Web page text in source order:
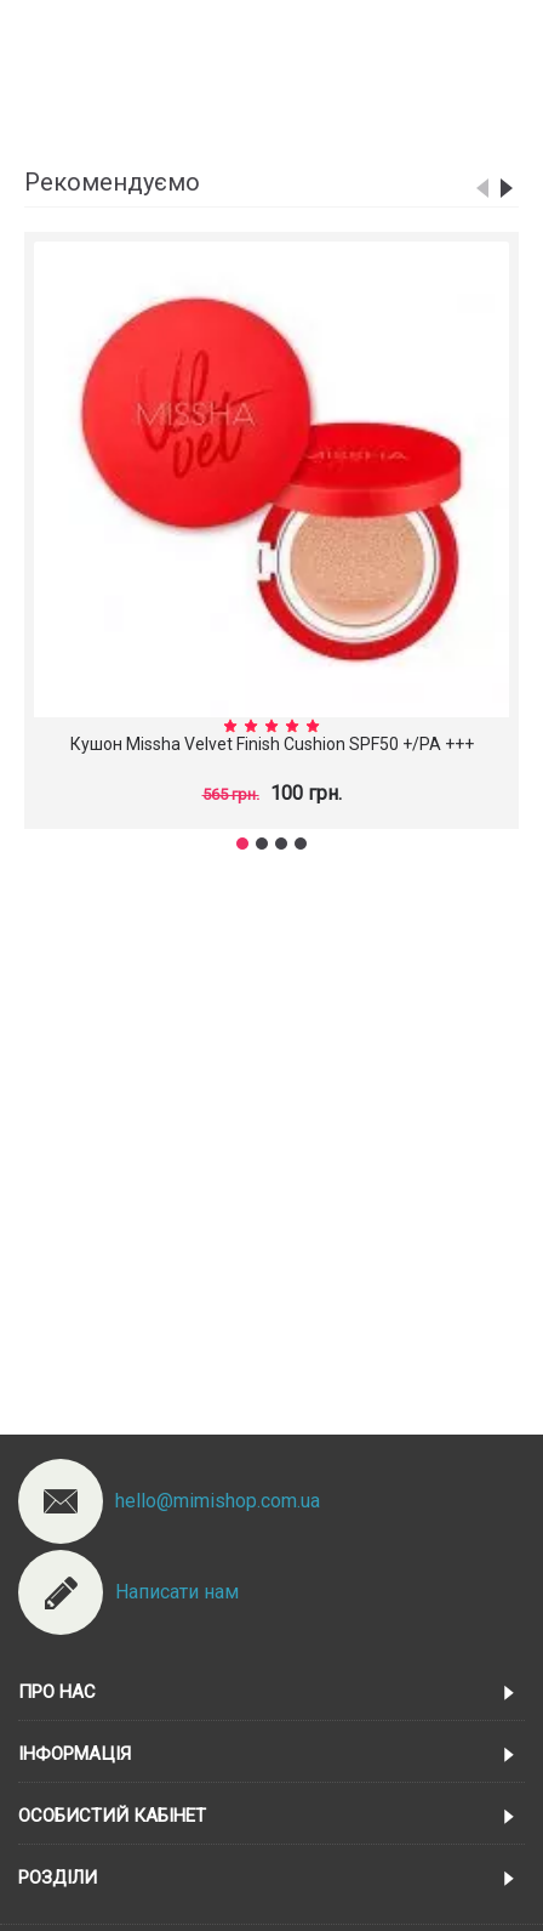
Рекомендуємо
Кушон Missha Velvet Finish Cushion SPF50 +/PA +++
565 грн. 100 грн.
hello@mimishop.com.ua
Написати нам
ПРО НАС
ІНФОРМАЦІЯ
ОСОБИСТИЙ КАБІНЕТ
РОЗДІЛИ